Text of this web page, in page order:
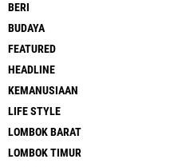
BERI
BUDAYA
FEATURED
HEADLINE
KEMANUSIAAN
LIFE STYLE
LOMBOK BARAT
LOMBOK TIMUR